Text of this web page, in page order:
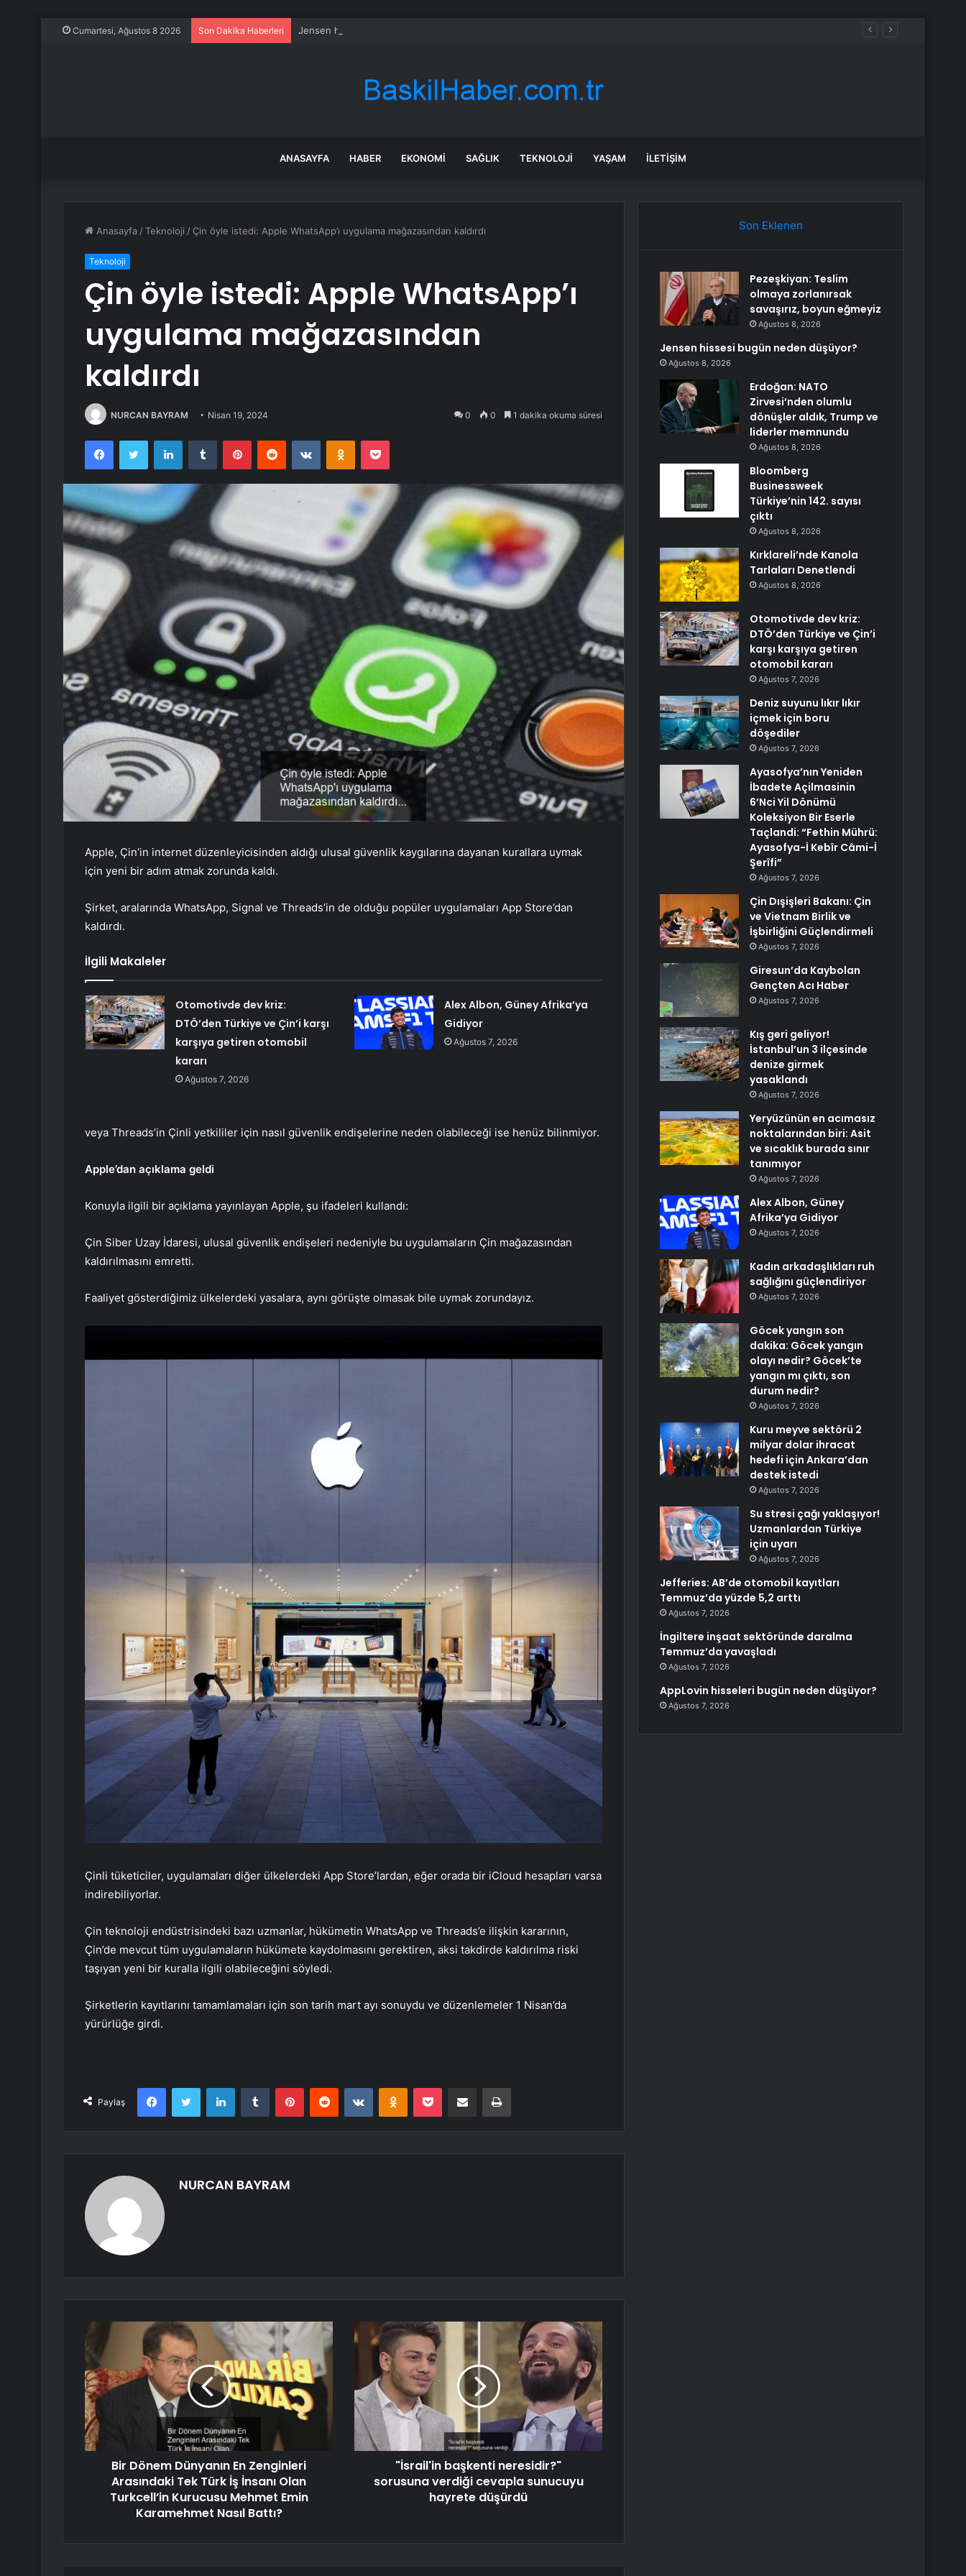
Cumartesi, Ağustos 8 2026 Son Dakika Haberleri Jensen hissesi bugün neden düşüyor?
ANASAYFA HABER EKONOMI SAĞLIK TEKNOLOJI YAŞAM İLETIŞIM
Anasayfa /Teknoloji / Çin öyle istedi: Apple WhatsApp’ı uygulama mağazasından kaldırdı
Teknoloji
Çin öyle istedi: Apple WhatsApp’ı
uygulama mağazasından
kaldırdı
NURCAN BAYRAM Nisan 19, 2024 0 0 1 dakika okuma süresi
FacebookTwitter LinkedInTumblr PinterestReddit VKontakteOdnoklassniki
Pocket
Apple, Çin’in internet düzenleyicisinden aldığı ulusal güvenlik kaygılarına dayanan kurallara uymak
için yeni bir adım atmak zorunda kaldı.
Şirket, aralarında WhatsApp, Signal ve Threads’in de olduğu popüler uygulamaları App Store’dan
kaldırdı.
İlgili Makaleler
Otomotivde dev kriz:
DTÖ’den Türkiye ve Çin’i karşı
karşıya getiren otomobil
kararı
Ağustos 7, 2026
Alex Albon, Güney Afrika’ya
Gidiyor
Ağustos 7, 2026
veya Threads’in Çinli yetkililer için nasıl güvenlik endişelerine neden olabileceği ise henüz bilinmiyor.
Apple’dan açıklama geldi
Konuyla ilgili bir açıklama yayınlayan Apple, şu ifadeleri kullandı:
Çin Siber Uzay İdaresi, ulusal güvenlik endişeleri nedeniyle bu uygulamaların Çin mağazasından
kaldırılmasını emretti.
Faaliyet gösterdiğimiz ülkelerdeki yasalara, aynı görüşte olmasak bile uymak zorundayız.
Çinli tüketiciler, uygulamaları diğer ülkelerdeki App Store’lardan, eğer orada bir iCloud hesapları varsa
indirebiliyorlar.
Çin teknoloji endüstrisindeki bazı uzmanlar, hükümetin WhatsApp ve Threads’e ilişkin kararının,
Çin’de mevcut tüm uygulamaların hükümete kaydolmasını gerektiren, aksi takdirde kaldırılma riski
taşıyan yeni bir kuralla ilgili olabileceğini söyledi.
Şirketlerin kayıtlarını tamamlamaları için son tarih mart ayı sonuydu ve düzenlemeler 1 Nisan’da
yürürlüğe girdi.
Paylaş
FacebookTwitter LinkedInTumblr PinterestReddit VKontakteOdnoklassniki
Pocket E-Posta ile paylaş Yazdır
NURCAN BAYRAM
Bir Dönem Dünyanın En Zenginleri
Arasındaki Tek Türk İş İnsanı Olan
Turkcell’in Kurucusu Mehmet Emin
Karamehmet Nasıl Battı?
"İsrail'in başkenti neresidir?"
sorusuna verdiği cevapla sunucuyu
hayrete düşürdü
Son Eklenen
Pezeşkiyan: Teslim
olmaya zorlanırsak
savaşırız, boyun eğmeyiz
Ağustos 8, 2026
Jensen hissesi bugün neden düşüyor?
Ağustos 8, 2026
Erdoğan: NATO
Zirvesi’nden olumlu
dönüşler aldık, Trump ve
liderler memnundu
Ağustos 8, 2026
Bloomberg
Businessweek
Türkiye’nin 142. sayısı
çıktı
Ağustos 8, 2026
Kırklareli’nde Kanola
Tarlaları Denetlendi
Ağustos 8, 2026
Otomotivde dev kriz:
DTÖ’den Türkiye ve Çin’i
karşı karşıya getiren
otomobil kararı
Ağustos 7, 2026
Deniz suyunu lıkır lıkır
içmek için boru
döşediler
Ağustos 7, 2026
Ayasofya’nın Yeniden
İbadete Açilmasinin
6’Nci Yil Dönümü
Koleksiyon Bir Eserle
Taçlandi: “Fethin Mührü:
Ayasofya-İ Kebîr Câmi-İ
Şerîfi”
Ağustos 7, 2026
Çin Dışişleri Bakanı: Çin
ve Vietnam Birlik ve
İşbirliğini Güçlendirmeli
Ağustos 7, 2026
Giresun’da Kaybolan
Gençten Acı Haber
Ağustos 7, 2026
Kış geri geliyor!
İstanbul’un 3 ilçesinde
denize girmek
yasaklandı
Ağustos 7, 2026
Yeryüzünün en acımasız
noktalarından biri: Asit
ve sıcaklık burada sınır
tanımıyor
Ağustos 7, 2026
Alex Albon, Güney
Afrika’ya Gidiyor
Ağustos 7, 2026
Kadın arkadaşlıkları ruh
sağlığını güçlendiriyor
Ağustos 7, 2026
Göcek yangın son
dakika: Göcek yangın
olayı nedir? Göcek’te
yangın mı çıktı, son
durum nedir?
Ağustos 7, 2026
Kuru meyve sektörü 2
milyar dolar ihracat
hedefi için Ankara’dan
destek istedi
Ağustos 7, 2026
Su stresi çağı yaklaşıyor!
Uzmanlardan Türkiye
için uyarı
Ağustos 7, 2026
Jefferies: AB’de otomobil kayıtları
Temmuz’da yüzde 5,2 arttı
Ağustos 7, 2026
İngiltere inşaat sektöründe daralma
Temmuz’da yavaşladı
Ağustos 7, 2026
AppLovin hisseleri bugün neden düşüyor?
Ağustos 7, 2026